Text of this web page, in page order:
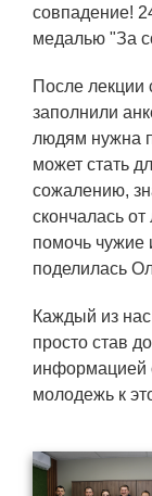
ПРЕСС-
Новости
Книги
Новости
Закупки
Документы
Контроль и
Контакты
совпадение!
медалью "За
После лекции
заполнили
людям нужна
может стать
сожалению,
скончалась
помочь чужие
поделилась
Каждый из нас
просто став
информацией
молодежь к